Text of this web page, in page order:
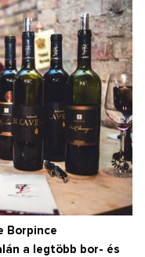
Borpince
a legtöbb bor- és